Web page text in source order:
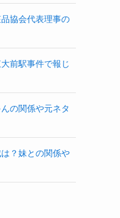
協会代表理事の
前駅事件で報じ
の関係や元ネタ
？妹との関係や